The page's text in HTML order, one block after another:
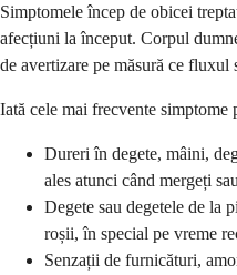
Simptomele încep de obicei
afecțiuni la început. Corpul
de avertizare pe măsură ce
Iată cele mai frecvente simptome
Dureri în degete, mâini,
ales atunci când mergeți
Degete sau degetele de la
roșii, în special pe vreme
Senzații de furnicături,